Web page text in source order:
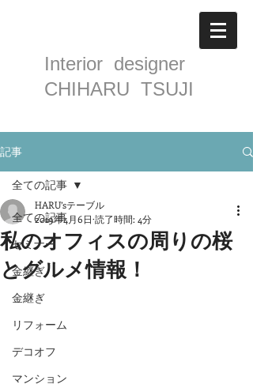
Interior designer
CHIHARU TSUJI
記事
全ての記事
セミナー
金継ぎ
金継ぎ
リフォーム
デコオフ
マンション
全ての記事
私のオフィスの周りの桜
とグルメ情報！
HARU’sテーブル
2019年4月6日 読了時間: 4分